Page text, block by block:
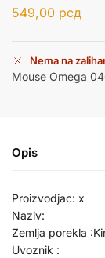
549,00 рсд
Nema na
Mouse Omega
Opis
Proizvodjac: x
Naziv:
Zemlja porekla
Uvoznik :